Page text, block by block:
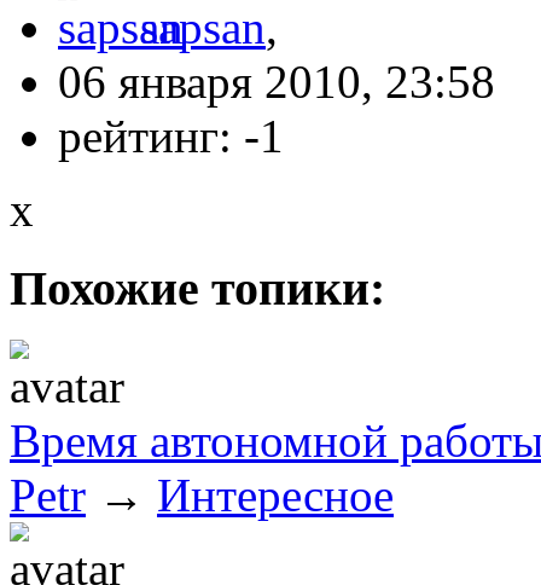
sapsan,
06 января 2010, 23:58
рейтинг: -1
x
Похожие топики:
Время автономной
Petr → Интересное